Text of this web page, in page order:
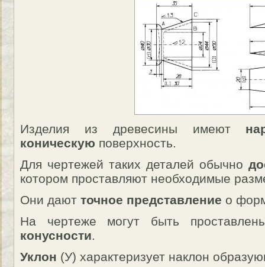
Изделия из древесины имеют
коническую поверхность.
Для чертежей таких деталей обычно
котором проставляют необходимые
Они дают точное представление о
На чертеже могут быть
конусности.
Уклон (У) характеризует наклон